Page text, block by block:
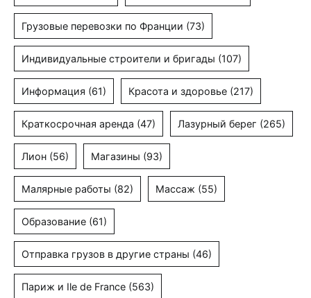
Грузовые перевозки по Франции (73)
Индивидуальные строители и бригады (107)
Информация (61) Красота и здоровье (217)
Краткосрочная аренда (47) Лазурный берег (265)
Лион (56) Магазины (93)
Малярные работы (82) Массаж (55)
Образование (61)
Отправка грузов в другие страны (46)
Париж и Ile de France (563)